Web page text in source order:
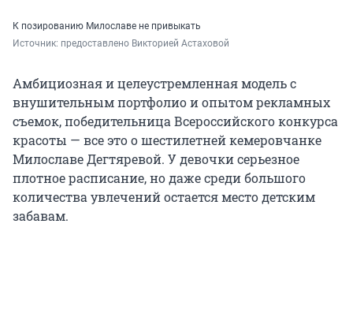
К позированию Милославе не привыкать
Источник: предоставлено Викторией Астаховой
Амбициозная и целеустремленная модель с
внушительным портфолио и опытом рекламных
съемок, победительница Всероссийского конкурса
красоты — все это о шестилетней кемеровчанке
Милославе Дегтяревой. У девочки серьезное
плотное расписание, но даже среди большого
количества увлечений остается место детским
забавам.